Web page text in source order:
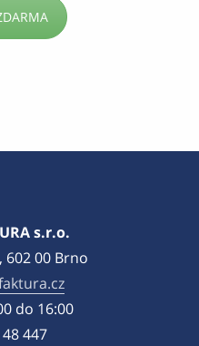
s.r.o.
602 00 Brno
do 16:00
48 447